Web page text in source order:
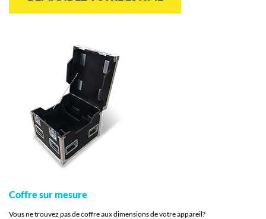
Coffre sur mesure
Vous ne trouvez pas de coffre aux dimensions de votre appareil?